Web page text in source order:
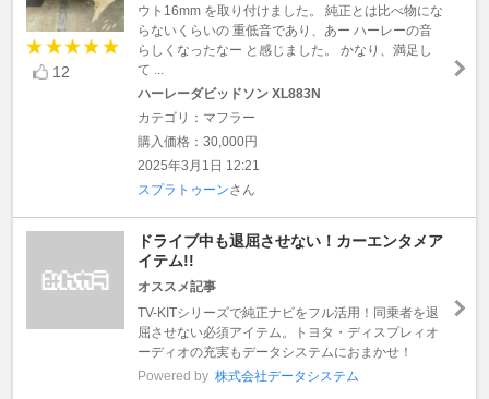
12
ウト16mm を取り付けました。 純正とは比べ物にな
らないくらいの 重低音であり、あー ハーレーの音
らしくなったなー と感じました。 かなり、満足し
て ...
ハーレーダビッドソン XL883N
カテゴリ：マフラー
購入価格：30,000円
2025年3月1日 12:21
スプラトゥーンさん
ドライブ中も退屈させない！カーエンタメア
イテム!!
オススメ記事
TV-KITシリーズで純正ナビをフル活用！同乗者を退
屈させない必須アイテム。トヨタ・ディスプレィオ
ーディオの充実もデータシステムにおまかせ！
Powered by 株式会社データシステム